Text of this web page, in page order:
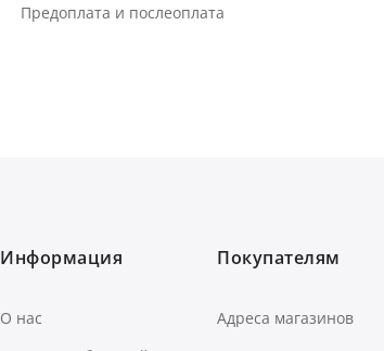
Предоплата и послеоплата
Информация
О нас
Покупателям
Адреса магазинов